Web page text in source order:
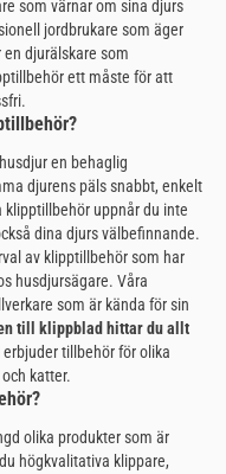
som värnar om sina djurs
jordbrukare som äger
djurälskare som
ett måste för att
en behaglig
djurens päls snabbt, enkelt
uppnår du inte
dina djurs välbefinnande.
av klipptillbehör som har
husdjursägare. Våra
som är kända för sin
till klippblad hittar du allt
erbjuder tillbehör för olika
katter.
olika produkter som är
högkvalitativa klippare,